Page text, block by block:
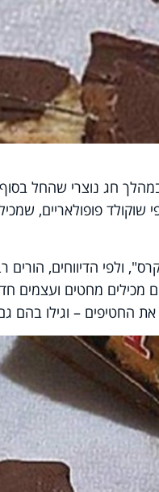
חג נוצרי שהחל
פופולאריים,
ולפי הדיווחים, הורים
מחטים ועצמים
את החטיפים – וגילו